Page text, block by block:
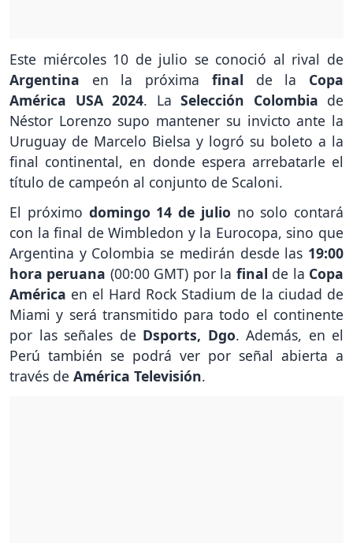
Este miércoles 10 de julio se conoció al rival de
Argentina en la próxima final de la Copa
América USA 2024. La Selección Colombia de
Néstor Lorenzo supo mantener su invicto ante la
Uruguay de Marcelo Bielsa y logró su boleto a la
final continental, en donde espera arrebatarle el
título de campeón al conjunto de Scaloni.
El próximo domingo 14 de julio no solo contará
con la final de Wimbledon y la Eurocopa, sino que
Argentina y Colombia se medirán desde las 19:00
hora peruana (00:00 GMT) por la final de la Copa
América en el Hard Rock Stadium de la ciudad de
Miami y será transmitido para todo el continente
por las señales de Dsports, Dgo. Además, en el
Perú también se podrá ver por señal abierta a
través de América Televisión.